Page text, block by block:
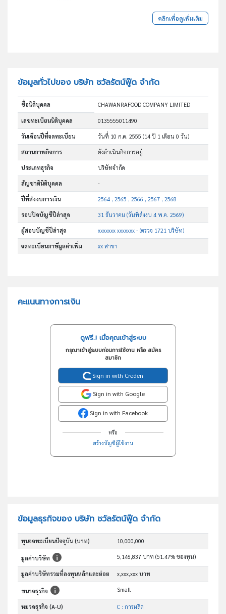
คลิกเพื่อดูเพิ่มเติม
ข้อมูลทั่วไปของ บริษัท ชวัลรัตน์ฟู๊ด จำกัด
ชื่อนิติบุคคล CHAWANRAFOOD COMPANY LIMITED
เลขทะเบียนนิติบุคคล 0135555011490
วันเดือนปีที่จดทะเบียน วันที่ 10 ก.ค. 2555(14 ปี 1 เดือน 0 วัน)
สถานภาพกิจการ ยังดำเนินกิจการอยู่
ประเภทธุรกิจ บริษัทจำกัด
สัญชาตินิติบุคคล -
ปีที่ส่งงบการเงิน 2564 , 2565 , 2566 , 2567 , 2568
รอบปิดบัญชีปีล่าสุด 31 ธันวาคม (วันที่ส่งงบ 4 พ.ค. 2569)
ผู้สอบบัญชีปีล่าสุด xxxxxxx xxxxxxx - (ตรวจ 1721 บริษัท)
จดทะเบียนภาษีมูลค่าเพิ่ม xx สาขา
คะแนนทางการเงิน
ดูฟรี..! เมื่อคุณเข้าสู่ระบบ
กรุณาเข้าสู่ระบบก่อนการใช้งาน หรือ สมัคร
สมาชิก
Sign in with Creden
Sign in with Google
Sign in with Facebook
หรือ
สร้างบัญชีผู้ใช้งาน
ข้อมูลธุรกิจของ บริษัท ชวัลรัตน์ฟู๊ด จำกัด
ทุนจดทะเบียนปัจจุบัน (บาท) 10,000,000
มูลค่าบริษัท 5,146,837 บาท (51.47% ของทุน)
มูลค่าบริษัทรวมที่ลงทุนหลักและย่อย x,xxx,xxx บาท
ขนาดธุรกิจ Small
หมวดธุรกิจ (A-U) C : การผลิต